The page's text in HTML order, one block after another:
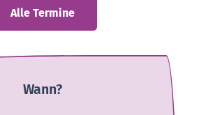
Alle Termine
Wann?